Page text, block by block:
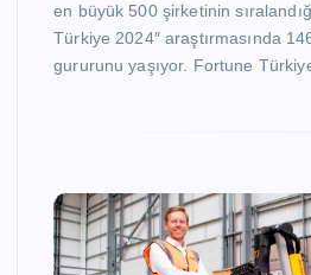
en büyük 500 şirketinin
Türkiye 2024″ araştırmasında
gururunu yaşıyor. Fortune